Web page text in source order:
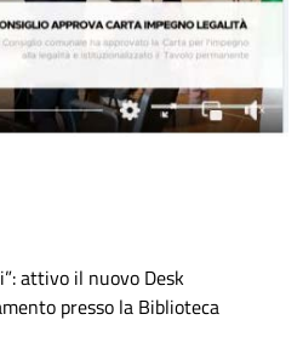
attivo il nuovo Desk
presso la Biblioteca